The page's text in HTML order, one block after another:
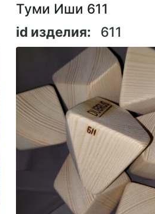
Туми Иши 611
id изделия:
611